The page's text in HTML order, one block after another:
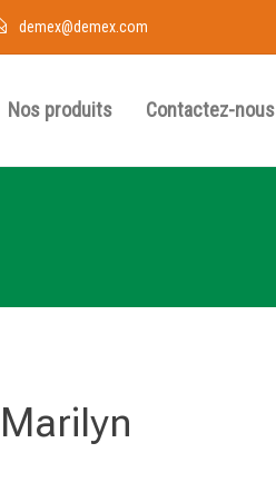
demex@demex.com
Nos produits Contactez-nous
Marilyn